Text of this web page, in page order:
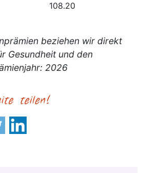
108.20
beziehen wir direkt
Gesundheit und den
2026